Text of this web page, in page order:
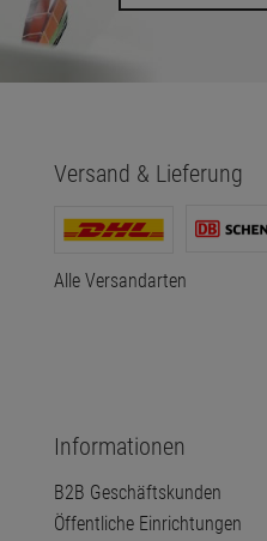
Versand & Lieferung
Alle Versandarten
Informationen
B2B Geschäftskunden
Öffentliche Einrichtungen